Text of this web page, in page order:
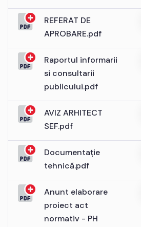
REFERAT DE
APROBARE.pdf
Raportul informarii
si consultarii
publicului.pdf
AVIZ ARHITECT
SEF.pdf
Documentație
tehnică.pdf
Anunt elaborare
proiect act
normativ - PH